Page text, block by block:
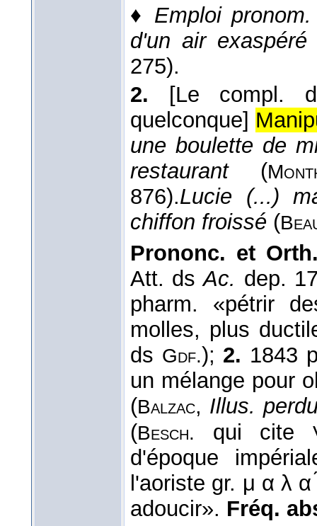
♦ Emploi
d'un air exaspéré
275).
2.
[Le compl.
quelconque]
une boulette de
restaurant(
876).Lucie (...)
chiffon froissé (
Prononc. et
Att. dsAc. dep.
pharm. «pétrir
molles, plus
ds Gdf.); 2. 1843
un mélange pour
(Balzac, Illus.
(Besch. qui cite
d'époque
l'aoriste gr. μ α λ α
adoucir». Fréq.